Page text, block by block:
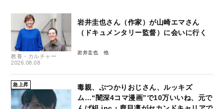
教養・カルチャー
2026.08.08
岩井圭也さん（作家）が山崎エマさん
（ドキュメンタリー監督）に会いに行く
岩井圭也
急上昇
毒親、ぶつかりおじさん、ルッキズ
ム…“闇深4コマ漫画”で10万いいね、元で